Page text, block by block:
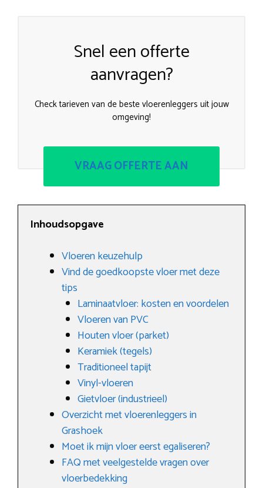
Snel een offerte
aanvragen?
Check tarieven van de beste vloerenleggers uit jouw
omgeving!
VRAAG OFFERTE AAN
Inhoudsopgave
Vloeren keuzehulp
Vind de goedkoopste vloer met deze
tips
Laminaatvloer: kosten en voordelen
Vloeren van PVC
Houten vloer (parket)
Keramiek (tegels)
Traditioneel tapijt
Vinyl-vloeren
Gietvloer (industrieel)
Overzicht met vloerenleggers in
Grashoek
Moet ik mijn vloer eerst egaliseren?
FAQ met veelgestelde vragen over
vloerbedekking